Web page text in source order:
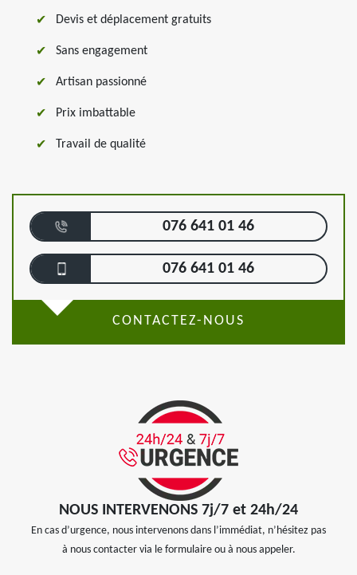
Devis et déplacement gratuits
Sans engagement
Artisan passionné
Prix imbattable
Travail de qualité
076 641 01 46
076 641 01 46
CONTACTEZ-NOUS
NOUS INTERVENONS 7j/7 et 24h/24
En cas d’urgence, nous intervenons dans l’immédiat, n’hésitez pas
à nous contacter via le formulaire ou à nous appeler.